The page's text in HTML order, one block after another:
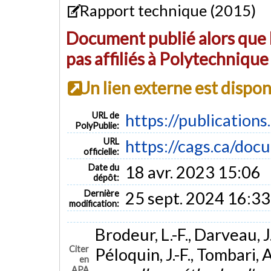
Rapport technique (2015)
Document publié alors
pas affiliés à
Un lien externe est
URL de
PolyPublie:
https://
URL
officielle:
https://cags.ca/
Date du
dépôt:
18 avr. 2023 15:06
Dernière
modification:
25 sept. 2024 16:33
Citer
en
Brodeur, L.-F., Darveau,
Péloquin, J.-F.,